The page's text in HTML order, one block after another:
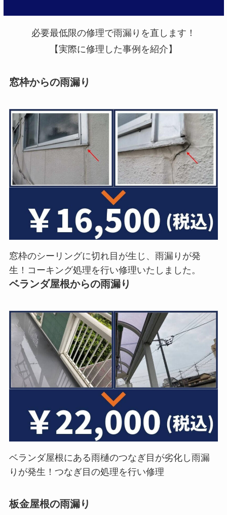
必要最低限の修理で雨漏りを直します！
【実際に修理した事例を紹介】
窓枠からの雨漏り
窓枠のシーリングに切れ目が生じ、雨漏りが発
生！コーキング処理を行い修理いたしました。
ベランダ屋根からの雨漏り
ベランダ屋根にある雨樋のつなぎ目が劣化し雨漏
りが発生！つなぎ目の処理を行い修理
板金屋根の雨漏り